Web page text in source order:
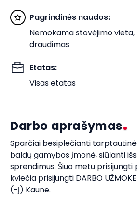
Pagrindinės naudos:
Nemokama stovėjimo vieta,
draudimas
Etatas:
Visas etatas
Darbo aprašymas
Sparčiai besiplečianti
baldų gamybos įmonė, siūlanti
sprendimus. Šiuo metu
kviečia prisijungti DARBO
(-Į) Kaune.